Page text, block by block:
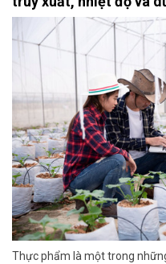
Thực phẩm là một trong